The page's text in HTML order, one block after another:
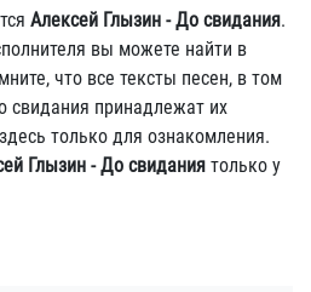
Алексей Глызин - До свидания.
вы можете найти в
что все тексты песен, в том
свидания принадлежат их
только для ознакомления.
Глызин - До свидания только у